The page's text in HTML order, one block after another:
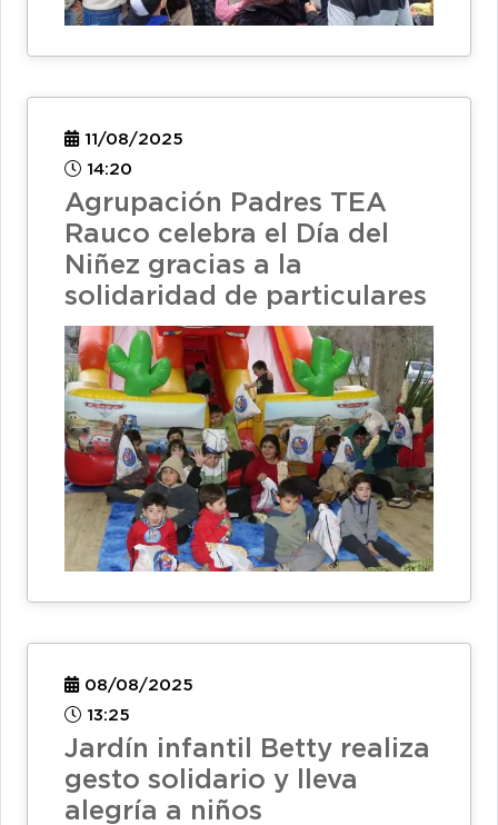
11/08/2025
14:20
Agrupación Padres TEA
Rauco celebra el Día del
Niñez gracias a la
solidaridad de particulares
08/08/2025
13:25
Jardín infantil Betty realiza
gesto solidario y lleva
alegría a niños